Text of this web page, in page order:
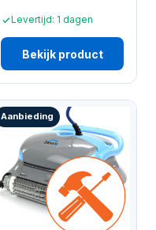
Levertijd: 1 dagen
Bekijk product
Aanbieding